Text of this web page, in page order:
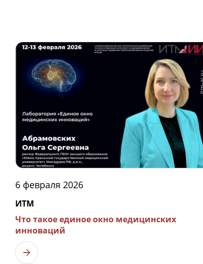
6 февраля 2026
ИТМ
Что такое единое окно медицинских
инноваций